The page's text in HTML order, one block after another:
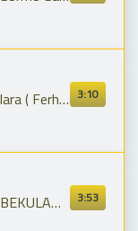
3:10
Değil Tüm Aşklara
3:53
| Afro House